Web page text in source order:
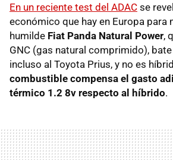
En un reciente test del ADAC se
económico que hay en Europa para
humilde Fiat Panda Natural Power,
GNC (gas natural comprimido),
incluso al Toyota Prius, y no es
combustible compensa el gasto
térmico 1.2 8v respecto al híbrido.